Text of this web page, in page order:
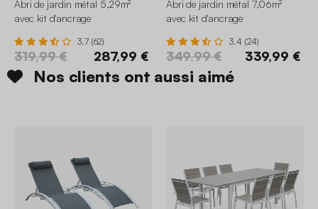
Abri de jardin métal 5,29m²
avec kit d'ancrage
3.7 (62)
319,99 € 287,99 €
Abri de jardin métal 7,06m²
avec kit d'ancrage
3.4 (24)
349,99 € 339,99 €
Nos clients ont aussi aimé